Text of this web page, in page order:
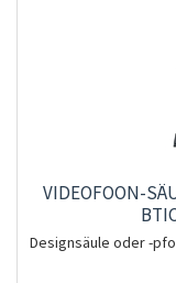
VIDEOFOON-
Designsäule oder -